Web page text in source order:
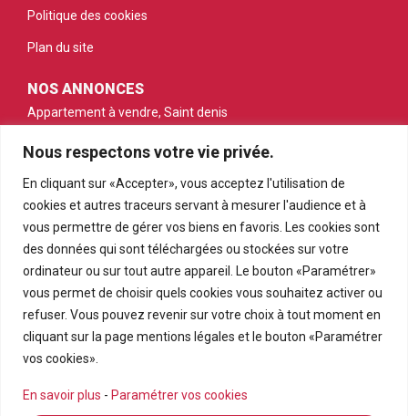
Nous respectons votre vie privée.
En cliquant sur «Accepter», vous acceptez l'utilisation de
cookies et autres traceurs servant à mesurer l'audience et à
vous permettre de gérer vos biens en favoris. Les cookies sont
des données qui sont téléchargées ou stockées sur votre
ordinateur ou sur tout autre appareil. Le bouton «Paramétrer»
vous permet de choisir quels cookies vous souhaitez activer ou
refuser. Vous pouvez revenir sur votre choix à tout moment en
cliquant sur la page mentions légales et le bouton «Paramétrer
vos cookies».
En savoir plus - Paramétrer vos cookies
Politique des cookies
Plan du site
NOS ANNONCES
Appartement à vendre, Saint denis
Maison à vendre, Saint denis
Appartement à vendre, Saint gilles les bains
Appartement à vendre, Saint pierre
Terrain à vendre, Petite ile